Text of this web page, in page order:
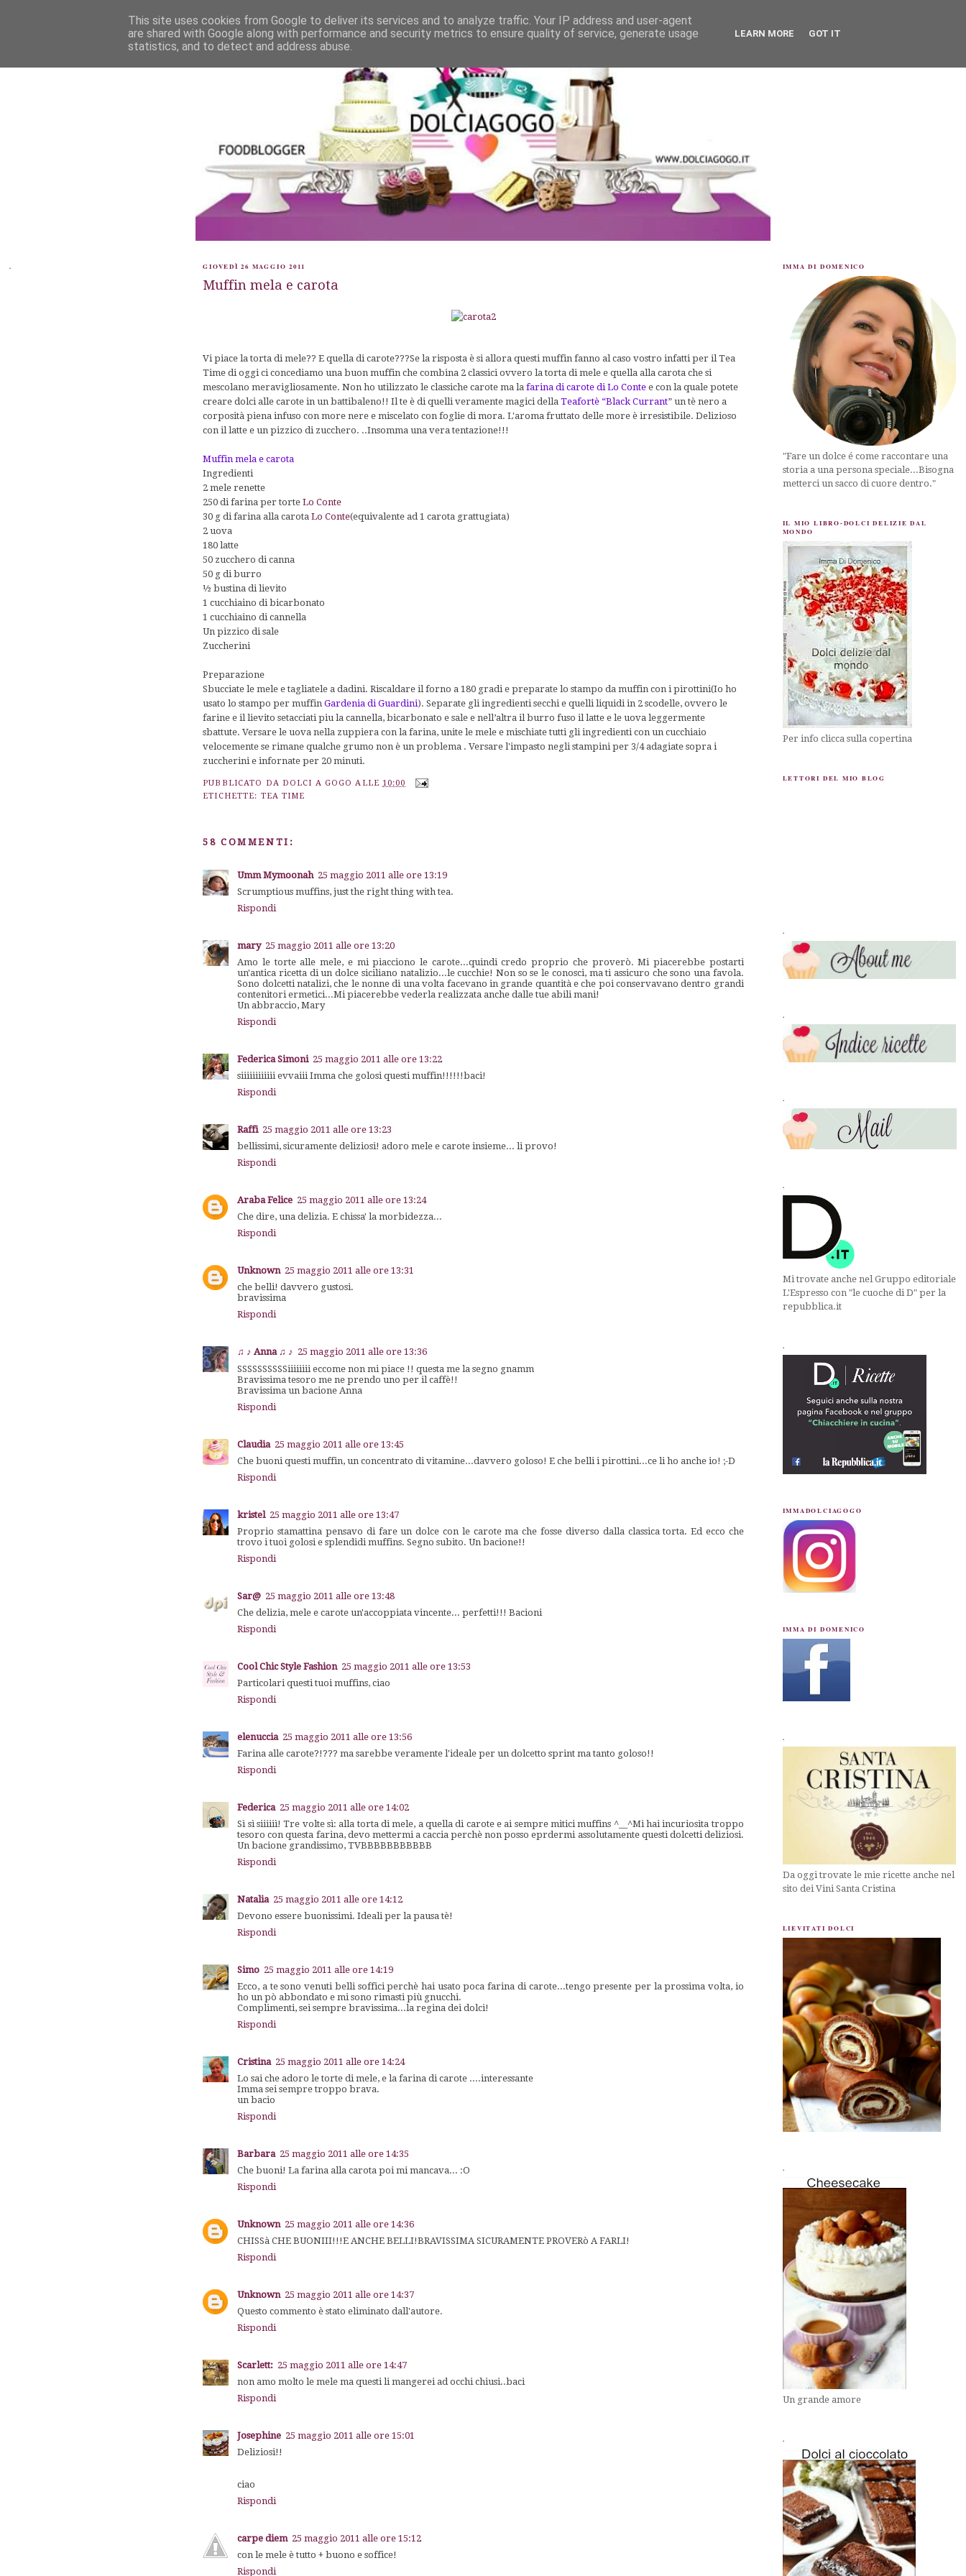
. GIOVEDÌ 26 MAGGIO 2011
Muffin mela e carota
Vi piace la torta di mele?? E quella di carote???Se la risposta è si allora questi muffin fanno al caso vostro infatti per il Tea
Time di oggi ci concediamo una buon muffin che combina 2 classici ovvero la torta di mele e quella alla carota che si
mescolano meravigliosamente. Non ho utilizzato le classiche carote ma la farina di carote di Lo Conte e con la quale potete
creare dolci alle carote in un battibaleno!! Il te è di quelli veramente magici dellaTeafortè “Black Currant” un tè nero a
corposità piena infuso con more nere e miscelato con foglie di mora. L'aroma fruttato delle more è irresistibile. Delizioso
con il latte e un pizzico di zucchero. ..Insomma una vera tentazione!!!
Muffin mela e carota
Ingredienti
2 mele renette
250 di farina per torteLo Conte
30 g di farina alla carotaLo Conte(equivalente ad 1 carota grattugiata)
2 uova
180 latte
50 zucchero di canna
50 g di burro
½ bustina di lievito
1 cucchiaino di bicarbonato
1 cucchiaino di cannella
Un pizzico di sale
Zuccherini
Preparazione
Sbucciate le mele e tagliatele a dadini. Riscaldare il forno a 180 gradi e preparate lo stampo da muffin con i pirottini(Io ho
usato lo stampo per muffinGardenia di Guardini). Separate gli ingredienti secchi e quelli liquidi in 2 scodelle, ovvero le
farine e il lievito setacciati piu la cannella, bicarbonato e sale e nell’altra il burro fuso il latte e le uova leggermente
sbattute. Versare le uova nella zuppiera con la farina, unite le mele e mischiate tutti gli ingredienti con un cucchiaio
velocemente se rimane qualche grumo non è un problema . Versare l'impasto negli stampini per 3/4 adagiate sopra i
zuccherini e infornate per 20 minuti.
PUBBLICATO DA DOLCI A GOGO ALLE 10:00
ETICHETTE: TEA TIME
58 COMMENTI:
Umm Mymoonah 25 maggio 2011 alle ore 13:19
Scrumptious muffins, just the right thing with tea.
Rispondi
mary 25 maggio 2011 alle ore 13:20
Amo le torte alle mele, e mi piacciono le carote...quindi credo proprio che proverò. Mi piacerebbe postarti
un'antica ricetta di un dolce siciliano natalizio...le cucchie! Non so se le conosci, ma ti assicuro che sono una favola.
Sono dolcetti natalizi, che le nonne di una volta facevano in grande quantità e che poi conservavano dentro grandi
contenitori ermetici...Mi piacerebbe vederla realizzata anche dalle tue abili mani!
Un abbraccio, Mary
Rispondi
Federica Simoni 25 maggio 2011 alle ore 13:22
siiiiiiiiiiii evvaiii Imma che golosi questi muffin!!!!!!baci!
Rispondi
Raffi 25 maggio 2011 alle ore 13:23
bellissimi, sicuramente deliziosi! adoro mele e carote insieme... li provo!
Rispondi
Araba Felice 25 maggio 2011 alle ore 13:24
Che dire, una delizia. E chissa' la morbidezza...
Rispondi
Unknown 25 maggio 2011 alle ore 13:31
che belli! davvero gustosi.
bravissima
Rispondi
♫ ♪ Anna ♫ ♪ 25 maggio 2011 alle ore 13:36
SSSSSSSSSSiiiiiiii eccome non mi piace !! questa me la segno gnamm
Bravissima tesoro me ne prendo uno per il caffè!!
Bravissima un bacione Anna
Rispondi
Claudia 25 maggio 2011 alle ore 13:45
Che buoni questi muffin, un concentrato di vitamine...davvero goloso! E che belli i pirottini...ce li ho anche io! ;-D
Rispondi
kristel 25 maggio 2011 alle ore 13:47
Proprio stamattina pensavo di fare un dolce con le carote ma che fosse diverso dalla classica torta. Ed ecco che
trovo i tuoi golosi e splendidi muffins. Segno subito. Un bacione!!
Rispondi
Sar@ 25 maggio 2011 alle ore 13:48
Che delizia, mele e carote un'accoppiata vincente... perfetti!!! Bacioni
Rispondi
Cool Chic Style Fashion 25 maggio 2011 alle ore 13:53
Particolari questi tuoi muffins, ciao
Rispondi
elenuccia 25 maggio 2011 alle ore 13:56
Farina alle carote?!??? ma sarebbe veramente l'ideale per un dolcetto sprint ma tanto goloso!!
Rispondi
Federica 25 maggio 2011 alle ore 14:02
Sì sì siiiiiì! Tre volte sì: alla torta di mele, a quella di carote e ai sempre mitici muffins ^__^Mi hai incuriosita troppo
tesoro con questa farina, devo mettermi a caccia perchè non posso eprdermi assolutamente questi dolcetti deliziosi.
Un bacione grandissimo, TVBBBBBBBBBBB
Rispondi
Natalia 25 maggio 2011 alle ore 14:12
Devono essere buonissimi. Ideali per la pausa tè!
Rispondi
Simo 25 maggio 2011 alle ore 14:19
Ecco, a te sono venuti belli soffici perchè hai usato poca farina di carote...tengo presente per la prossima volta, io
ho un pò abbondato e mi sono rimasti più gnucchi.
Complimenti, sei sempre bravissima...la regina dei dolci!
Rispondi
Cristina 25 maggio 2011 alle ore 14:24
Lo sai che adoro le torte di mele, e la farina di carote ....interessante
Imma sei sempre troppo brava.
un bacio
Rispondi
Barbara 25 maggio 2011 alle ore 14:35
Che buoni! La farina alla carota poi mi mancava... :O
Rispondi
Unknown 25 maggio 2011 alle ore 14:36
CHISSà CHE BUONIII!!!E ANCHE BELLI!BRAVISSIMA SICURAMENTE PROVERò A FARLI!
Rispondi
Unknown 25 maggio 2011 alle ore 14:37
Questo commento è stato eliminato dall'autore.
Rispondi
Scarlett: 25 maggio 2011 alle ore 14:47
non amo molto le mele ma questi li mangerei ad occhi chiusi..baci
Rispondi
Josephine 25 maggio 2011 alle ore 15:01
Deliziosi!!
ciao
Rispondi
carpe diem 25 maggio 2011 alle ore 15:12
con le mele è tutto + buono e soffice!
Rispondi
IMMA DI DOMENICO
"Fare un dolce é come raccontare una
storia a una persona speciale...Bisogna
metterci un sacco di cuore dentro."
IL MIO LIBRO-DOLCI DELIZIE DAL
MONDO
Per info clicca sulla copertina
LETTORI DEL MIO BLOG
.
.
.
.
Mi trovate anche nel Gruppo editoriale
L'Espresso con "le cuoche di D" per la
repubblica.it
.
IMMADOLCIAGOGO
IMMA DI DOMENICO
.
Da oggi trovate le mie ricette anche nel
sito dei Vini Santa Cristina
LIEVITATI DOLCI
.
Un grande amore
.
This site uses cookies from Google to deliver its services and to analyze traffic. Your IP address and user-agent
are shared with Google along with performance and security metrics to ensure quality of service, generate usage
statistics, and to detect and address abuse.
LEARN MORE GOT IT